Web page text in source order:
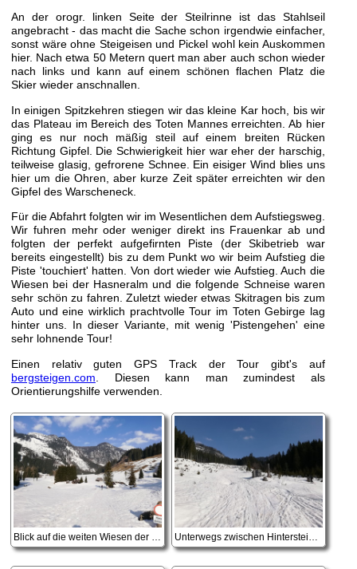
An der orogr. linken Seite der Steilrinne ist das Stahlseil
angebracht - das macht die Sache schon irgendwie einfacher,
sonst wäre ohne Steigeisen und Pickel wohl kein Auskommen
hier. Nach etwa 50 Metern quert man aber auch schon wieder
nach links und kann auf einem schönen flachen Platz die
Skier wieder anschnallen.
In einigen Spitzkehren stiegen wir das kleine Kar hoch, bis wir
das Plateau im Bereich des Toten Mannes erreichten. Ab hier
ging es nur noch mäßig steil auf einem breiten Rücken
Richtung Gipfel. Die Schwierigkeit hier war eher der harschig,
teilweise glasig, gefrorene Schnee. Ein eisiger Wind blies uns
hier um die Ohren, aber kurze Zeit später erreichten wir den
Gipfel des Warscheneck.
Für die Abfahrt folgten wir im Wesentlichen dem Aufstiegsweg.
Wir fuhren mehr oder weniger direkt ins Frauenkar ab und
folgten der perfekt aufgefirnten Piste (der Skibetrieb war
bereits eingestellt) bis zu dem Punkt wo wir beim Aufstieg die
Piste 'touchiert' hatten. Von dort wieder wie Aufstieg. Auch die
Wiesen bei der Hasneralm und die folgende Schneise waren
sehr schön zu fahren. Zuletzt wieder etwas Skitragen bis zum
Auto und eine wirklich prachtvolle Tour im Toten Gebirge lag
hinter uns. In dieser Variante, mit wenig 'Pistengehen' eine
sehr lohnende Tour!
Einen relativ guten GPS Track der Tour gibt's auf
bergsteigen.com . Diesen kann man zumindest als
Orientierungshilfe verwenden.